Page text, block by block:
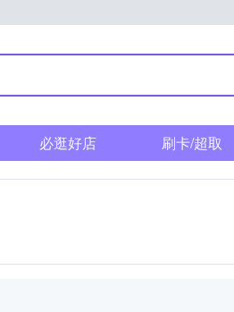
必逛好店 刷卡/超取